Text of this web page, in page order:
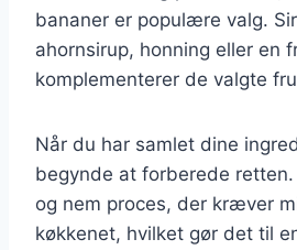
bananer er populære valg.
ahornsirup, honning eller en
komplementerer de valgte
Når du har samlet dine
begynde at forberede
og nem proces, der kræver
køkkenet, hvilket gør det til